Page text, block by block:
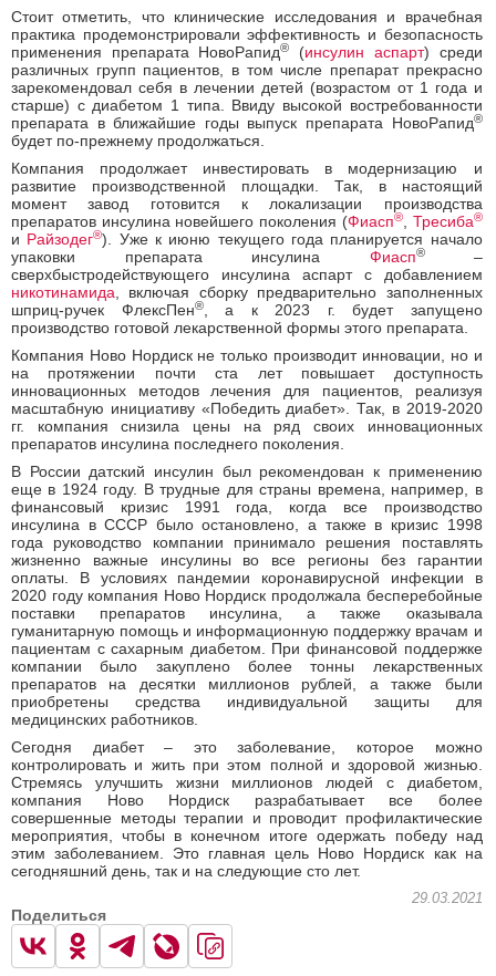
Стоит отметить, что клинические исследования и врачебная
практика продемонстрировали эффективность и безопасность
применения препарата НовоРапид® (инсулин аспарт) среди
различных групп пациентов, в том числе препарат прекрасно
зарекомендовал себя в лечении детей (возрастом от 1 года и
старше) с диабетом 1 типа. Ввиду высокой востребованности
препарата в ближайшие годы выпуск препарата НовоРапид®
будет по-прежнему продолжаться.
Компания продолжает инвестировать в модернизацию и
развитие производственной площадки. Так, в настоящий
момент завод готовится к локализации производства
препаратов инсулина новейшего поколения (Фиасп®, Тресиба®
и Райзодег®). Уже к июню текущего года планируется начало
упаковки препарата инсулина Фиасп® –
сверхбыстродействующего инсулина аспарт с добавлением
никотинамида , включая сборку предварительно заполненных
шприц-ручек ФлексПен®, а к 2023 г. будет запущено
производство готовой лекарственной формы этого препарата.
Компания Ново Нордиск не только производит инновации, но и
на протяжении почти ста лет повышает доступность
инновационных методов лечения для пациентов, реализуя
масштабную инициативу «Победить диабет». Так, в 2019-2020
гг. компания снизила цены на ряд своих инновационных
препаратов инсулина последнего поколения.
В России датский инсулин был рекомендован к применению
еще в 1924 году. В трудные для страны времена, например, в
финансовый кризис 1991 года, когда все производство
инсулина в СССР было остановлено, а также в кризис 1998
года руководство компании принимало решения поставлять
жизненно важные инсулины во все регионы без гарантии
оплаты. В условиях пандемии коронавирусной инфекции в
2020 году компания Ново Нордиск продолжала бесперебойные
поставки препаратов инсулина, а также оказывала
гуманитарную помощь и информационную поддержку врачам и
пациентам с сахарным диабетом. При финансовой поддержке
компании было закуплено более тонны лекарственных
препаратов на десятки миллионов рублей, а также были
приобретены средства индивидуальной защиты для
медицинских работников.
Сегодня диабет – это заболевание, которое можно
контролировать и жить при этом полной и здоровой жизнью.
Стремясь улучшить жизни миллионов людей с диабетом,
компания Ново Нордиск разрабатывает все более
совершенные методы терапии и проводит профилактические
мероприятия, чтобы в конечном итоге одержать победу над
этим заболеванием. Это главная цель Ново Нордиск как на
сегодняшний день, так и на следующие сто лет.
29.03.2021
Поделиться